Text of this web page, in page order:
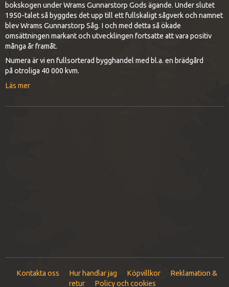
bokskogen under Wrams Gunnarstorp Gods ägande. Under slutet
1950-talet så byggdes det upp till ett fullskaligt sågverk och namnet
blev Wrams Gunnarstorp Såg. I och med detta så ökade
omsättningen markant och utvecklingen fortsatte att vara positiv
många år framåt.
Numera är vi en fullsorterad bygghandel med bl.a. en brädgård
på otroliga 40 000 kvm.
Läs mer
Kontakta oss Hur handlar jag Köpvillkor
Reklamation &
retur
Policy och cookies